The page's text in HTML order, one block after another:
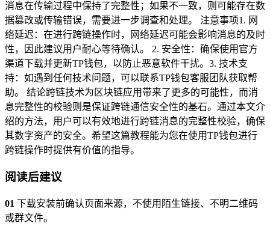
消息在传输过程中保持了完整性；如果不一致，则可能存在数
据篡改或传输错误，需要进一步调查和处理。 注意事项1. 网
络延迟：在进行跨链操作时，网络延迟可能会影响消息的及时
性，因此建议用户耐心等待确认。 2. 安全性：确保使用官方
渠道下载并更新TP钱包，以防止恶意软件干扰。3. 技术支
持：如遇到任何技术问题，可以联系TP钱包客服团队获取帮
助。 结论跨链技术为区块链应用带来了更多的可能性，而消
息完整性的校验则是保证跨链通信安全性的基石。通过本文介
绍的方法，用户可以有效地进行跨链消息的完整性校验，确保
其数字资产的安全。希望这篇教程能为您在使用TP钱包进行
跨链操作时提供有价值的指导。
阅读后建议
01 下载安装前确认页面来源，不使用陌生链接、不明二维码
或群文件。